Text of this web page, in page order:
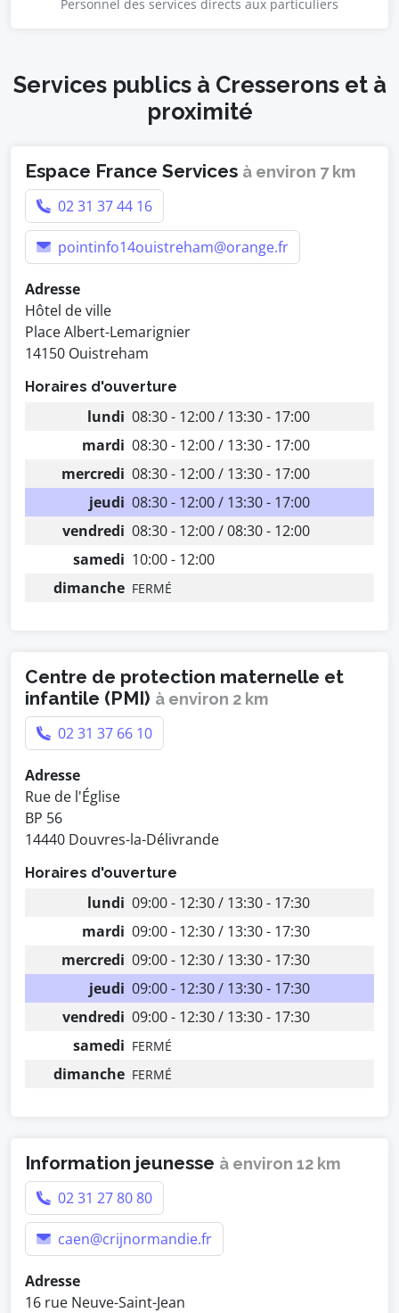
Personnel des services directs aux particuliers
Services publics à Cresserons et à
proximité
Espace France Services à environ 7 km
02 31 37 44 16
pointinfo14ouistreham@orange.fr
Adresse
Hôtel de ville
Place Albert-Lemarignier
14150 Ouistreham
Horaires d'ouverture
lundi 08:30 - 12:00 / 13:30 - 17:00
mardi 08:30 - 12:00 / 13:30 - 17:00
mercredi 08:30 - 12:00 / 13:30 - 17:00
jeudi 08:30 - 12:00 / 13:30 - 17:00
vendredi 08:30 - 12:00 / 08:30 - 12:00
samedi 10:00 - 12:00
dimanche FERMÉ
Centre de protection maternelle et
infantile (PMI) à environ 2 km
02 31 37 66 10
Adresse
Rue de l'Église
BP 56
14440 Douvres-la-Délivrande
Horaires d'ouverture
lundi 09:00 - 12:30 / 13:30 - 17:30
mardi 09:00 - 12:30 / 13:30 - 17:30
mercredi 09:00 - 12:30 / 13:30 - 17:30
jeudi 09:00 - 12:30 / 13:30 - 17:30
vendredi 09:00 - 12:30 / 13:30 - 17:30
samedi FERMÉ
dimanche FERMÉ
Information jeunesse à environ 12 km
02 31 27 80 80
caen@crijnormandie.fr
Adresse
16 rue Neuve-Saint-Jean